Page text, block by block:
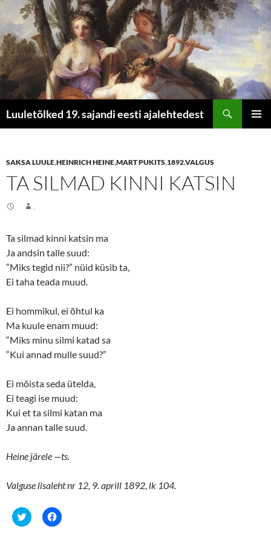
Luuletõlked 19. sajandi eesti ajalehtedest
SAKSA LUULE,HEINRICH HEINE,MART PUKITS,1892,VALGUS
TA SILMAD KINNI KATSIN
Ta silmad kinni katsin ma
Ja andsin talle suud:
“Miks tegid nii?” nüid küsib ta,
Ei taha teada muud.
Ei hommikul, ei õhtul ka
Ma kuule enam muud:
“Miks minu silmi katad sa
“Kui annad mulle suud?”
Ei mõista seda ütelda,
Ei teagi ise muud:
Kui et ta silmi katan ma
Ja annan talle suud.
Heine järele —ts.
Valguse lisaleht nr 12, 9. aprill 1892, lk 104.
C
l
C
l